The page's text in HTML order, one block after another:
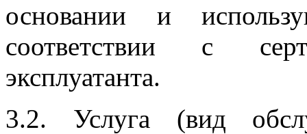
основании и
соответствии с
эксплуатанта.
3.2. Услуга (вид